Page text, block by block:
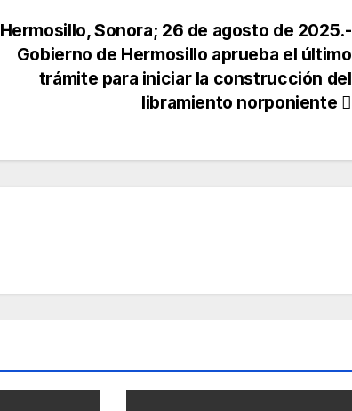
Hermosillo, Sonora; 26 de agosto de 2025.-
Gobierno de Hermosillo aprueba el último
trámite para iniciar la construcción del
libramiento norponiente